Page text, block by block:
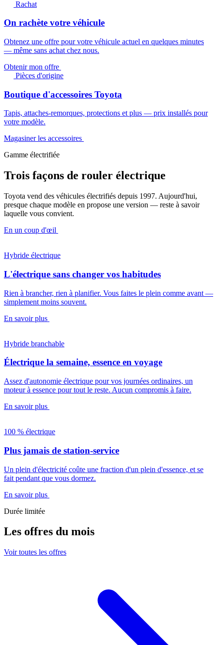
Rachat
On rachète votre véhicule
Obtenez une offre pour votre véhicule actuel en quelques minutes
— même sans achat chez nous.
Obtenir mon offre
Pièces d'origine
Boutique d'accessoires Toyota
Tapis, attaches-remorques, protections et plus — prix installés pour
votre modèle.
Magasiner les accessoires
Gamme électrifiée
Trois façons de rouler électrique
Toyota vend des véhicules électrifiés depuis 1997. Aujourd'hui,
presque chaque modèle en propose une version — reste à savoir
laquelle vous convient.
En un coup d'œil
Hybride électrique
L'électrique sans changer vos habitudes
Rien à brancher, rien à planifier. Vous faites le plein comme avant —
simplement moins souvent.
En savoir plus
Hybride branchable
Électrique la semaine, essence en voyage
Assez d'autonomie électrique pour vos journées ordinaires, un
moteur à essence pour tout le reste. Aucun compromis à faire.
En savoir plus
100 % électrique
Plus jamais de station-service
Un plein d'électricité coûte une fraction d'un plein d'essence, et se
fait pendant que vous dormez.
En savoir plus
Durée limitée
Les offres du mois
Voir toutes les offres